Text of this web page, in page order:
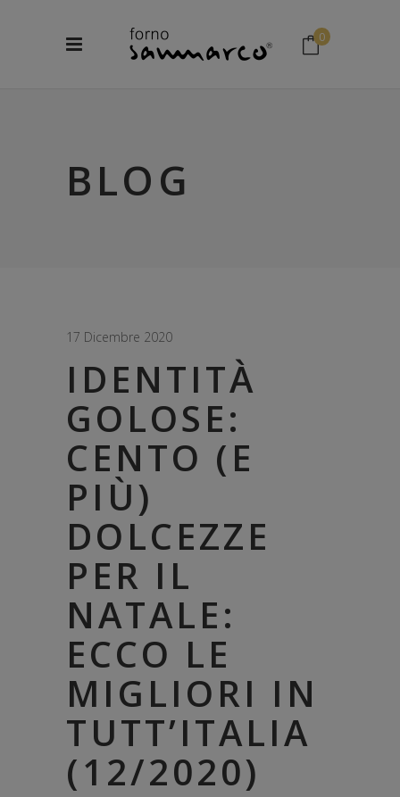
0
BLOG
17 Dicembre 2020
IDENTITÀ
GOLOSE:
CENTO (E
PIÙ)
DOLCEZZE
PER IL
NATALE:
ECCO LE
MIGLIORI IN
TUTT’ITALIA
(12/2020)